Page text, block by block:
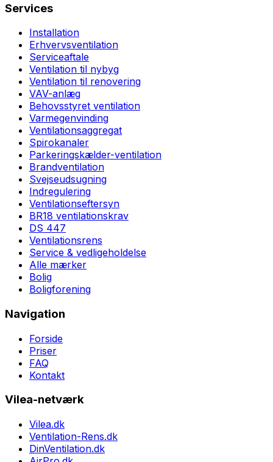
Services
Installation
Erhvervsventilation
Serviceaftale
Ventilation til nybyg
Ventilation til renovering
VAV-anlæg
Behovsstyret ventilation
Varmegenvinding
Ventilationsaggregat
Spirokanaler
Parkeringskælder-ventilation
Brandventilation
Svejseudsugning
Indregulering
Ventilationseftersyn
BR18 ventilationskrav
DS 447
Ventilationsrens
Service & vedligeholdelse
Alle mærker
Bolig
Boligforening
Navigation
Forside
Priser
FAQ
Kontakt
Vilea-netværk
Vilea.dk
Ventilation-Rens.dk
DinVentilation.dk